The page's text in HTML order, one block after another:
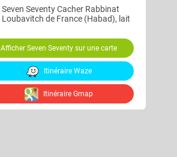
Seven SeventyCacher Rabbinat
Loubavitch de France (Habad), lait
Afficher Seven Seventy sur une carte
Itinéraire Waze
Itinéraire Gmap